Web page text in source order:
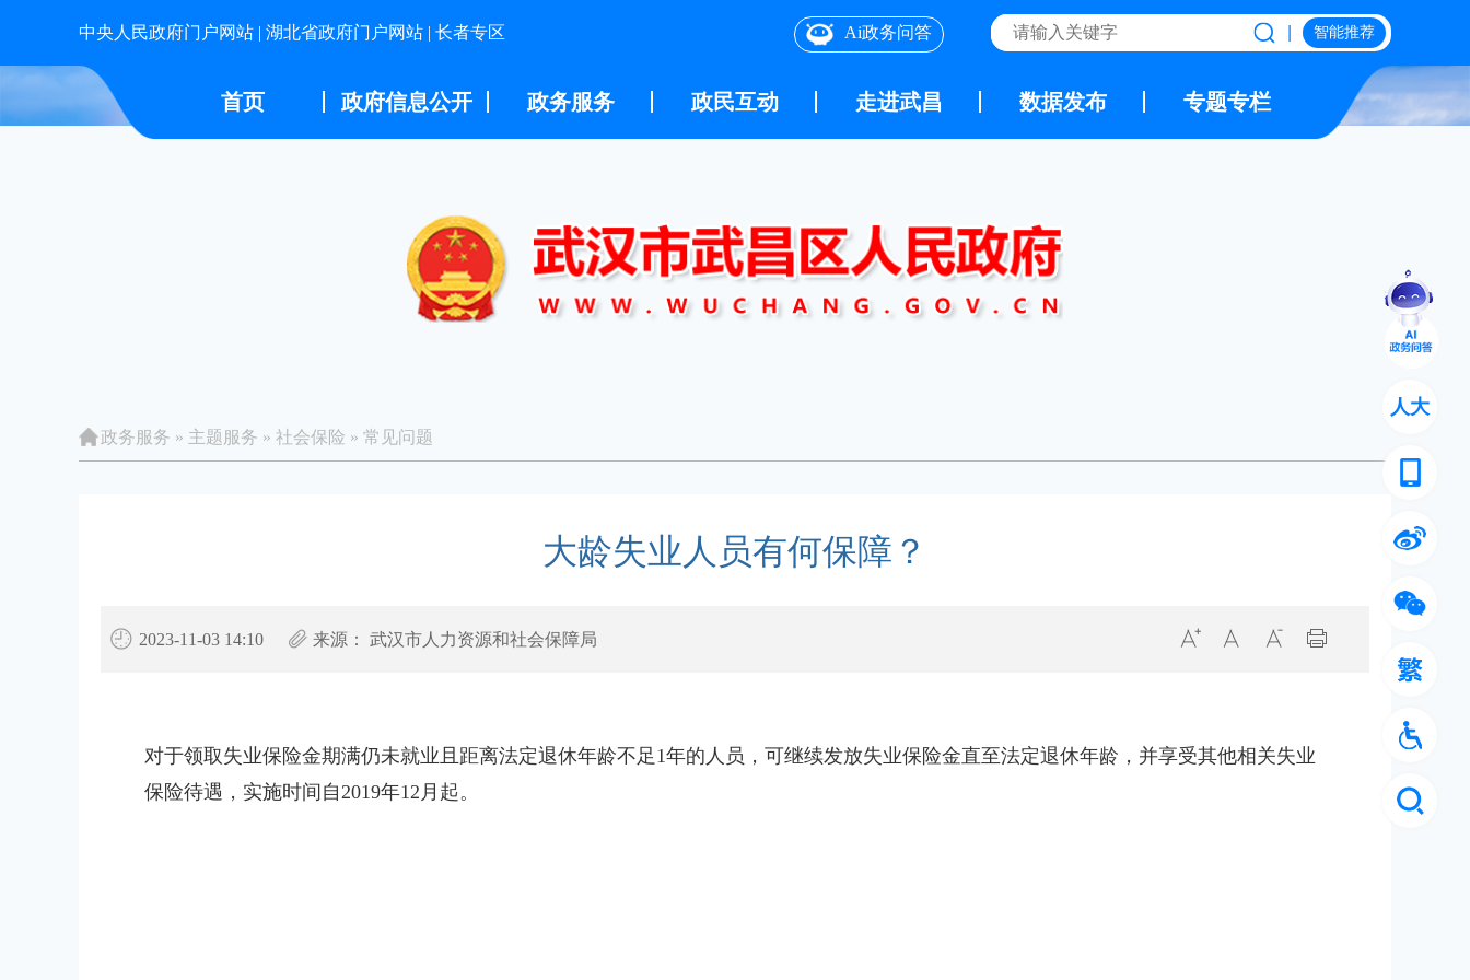
Ai政务问答
中央人民政府门户网站 | 湖北省政府门户网站 | 长者专区 智能推荐
首页 政府信息公开 政务服务 政民互动 走进武昌 数据发布 专题专栏
政务服务 » 主题服务 » 社会保险 » 常见问题
大龄失业人员有何保障？
2023-11-03 14:10 来源： 武汉市人力资源和社会保障局
对于领取失业保险金期满仍未就业且距离法定退休年龄不足1年的人员，可继续发放失业保险金直至法定退休年龄，并享受其他相关失业
保险待遇，实施时间自2019年12月起。
人大